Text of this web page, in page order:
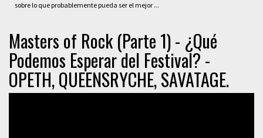
sobre lo que probablemente pueda ser el mejor ...
Masters of Rock (Parte 1) - ¿Qué
Podemos Esperar del Festival? -
OPETH, QUEENSRYCHE, SAVATAGE.